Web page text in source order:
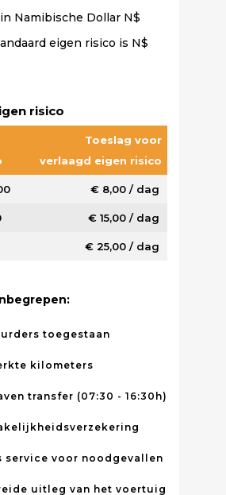
Namibische Dollar N$
eigen risico is N$
risico
Toeslag voor
verlaagd eigen risico
€ 8,00 / dag
€ 15,00 / dag
€ 25,00 / dag
toegestaan
kilometers
transfer (07:30 - 16:30h)
service voor noodgevallen
uitleg van het voertuig